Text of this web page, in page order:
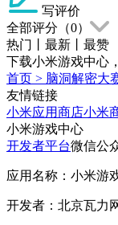
写评价
全部评分（0）
热门
最新
最赞
下载小米游戏中心
首页 > 脑洞解密大
友情链接
小米应用商店小米
小米游戏中心
开发者平台微信公
应用名称：小米游
开发者：北京瓦力